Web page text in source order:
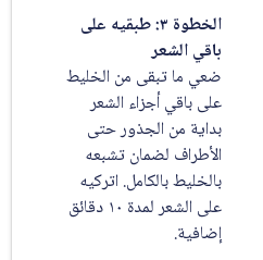
الخطوة ٣: طبقيه على
باقي الشعر
ضعي ما تبقى من الخليط
على باقي أجزاء الشعر
بداية من الجذور حتى
الأطراف لضمان تشبعه
بالخليط بالكامل. اتركيه
على الشعر لمدة ١٠ دقائق
إضافية.